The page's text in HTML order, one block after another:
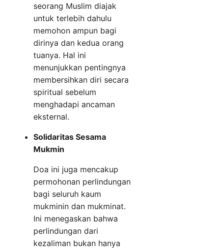
seorang Muslim diajak
untuk terlebih dahulu
memohon ampun bagi
dirinya dan kedua orang
tuanya. Hal ini
menunjukkan pentingnya
membersihkan diri secara
spiritual sebelum
menghadapi ancaman
eksternal.
Solidaritas Sesama
Mukmin
Doa ini juga mencakup
permohonan perlindungan
bagi seluruh kaum
mukminin dan mukminat.
Ini menegaskan bahwa
perlindungan dari
kezaliman bukan hanya